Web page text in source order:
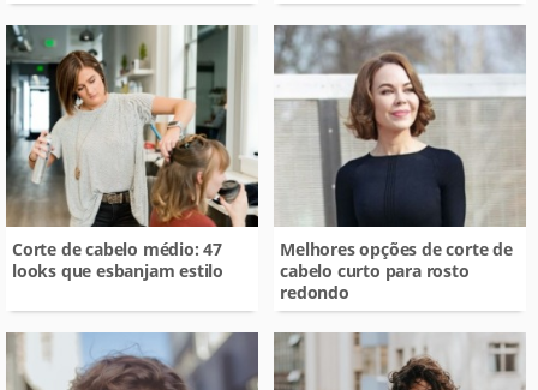
Corte de cabelo médio: 47
looks que esbanjam estilo
Melhores opções de corte de
cabelo curto para rosto
redondo